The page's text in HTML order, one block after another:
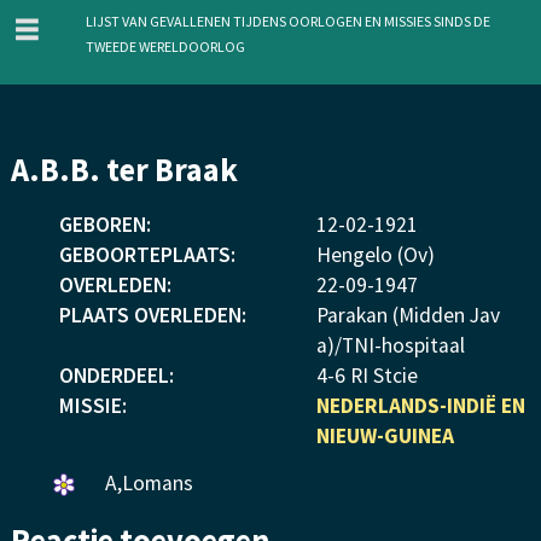
en
inhoud
menu
Lijst van gevallenen tijdens oorlogen en missies sinds de
Tweede Wereldoorlog
A.B.B. ter Braak
GEBOREN: 12-02-1921
GEBOORTEPLAATS:
Hengelo (Ov)
OVERLEDEN:
22-09-1947
PLAATS OVERLEDEN:
Parakan (Midden Jav
a)/TNI-hospitaal
ONDERDEEL:
4-6 RI Stcie
MISSIE:
NEDERLANDS-INDIË EN
NIEUW-GUINEA
Een
A,Lomans